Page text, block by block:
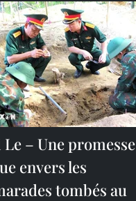
Le – Une promesse
envers les
tombés au